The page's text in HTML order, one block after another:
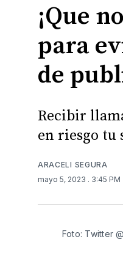
¡Que
para
de
Recibir
en riesgo tu
ARACELI SEGURA
mayo 5, 2023 . 3:45 PM
Foto: Twitter